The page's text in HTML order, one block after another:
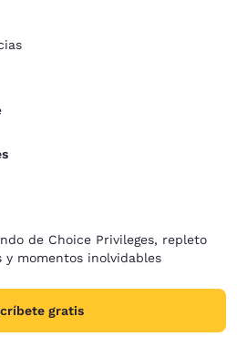
de Choice Privileges, repleto
y momentos inolvidables
gratis